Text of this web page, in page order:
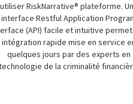
utiliser RiskNarrative® plateforme.
interface Restful Application
(API) facile et intuitive permet
intégration rapide mise en service
quelques jours par des experts en
de la criminalité